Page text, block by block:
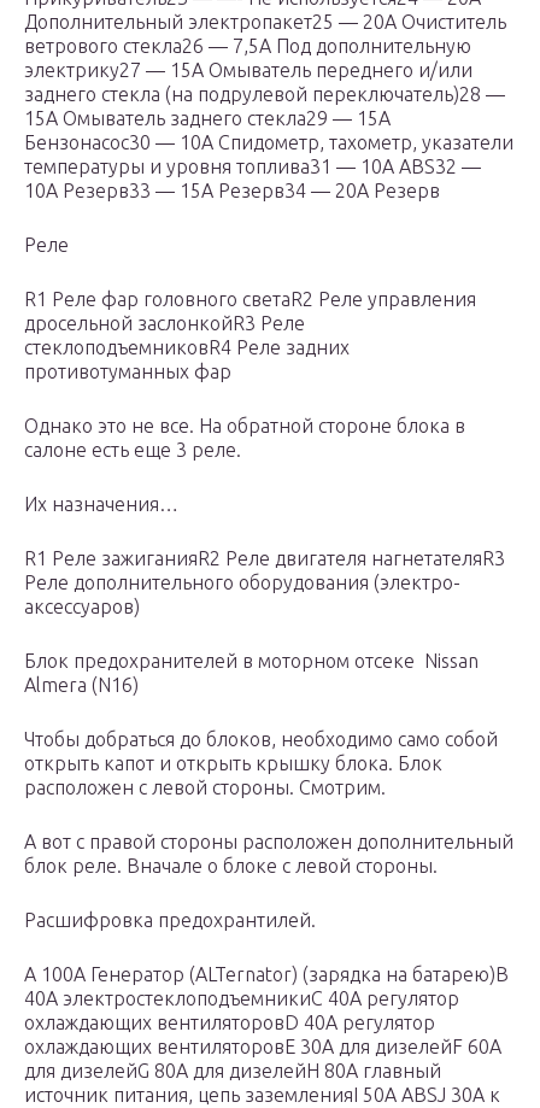
Дополнительный электропакет25 — 20А Очиститель
ветрового стекла26 — 7,5А Под дополнительную
электрику27 — 15А Омыватель переднего и/или
заднего стекла (на подрулевой переключатель)28 —
15А Омыватель заднего стекла29 — 15А
Бензонасос30 — 10А Спидометр, тахометр, указатели
температуры и уровня топлива31 — 10А ABS32 —
10А Резерв33 — 15А Резерв34 — 20А Резерв
Реле
R1 Реле фар головного светаR2 Реле управления
дросельной заслонкойR3 Реле
стеклоподъемниковR4 Реле задних
противотуманных фар
Однако это не все. На обратной стороне блока в
салоне есть еще 3 реле.
Их назначения…
R1 Реле зажиганияR2 Реле двигателя нагнетателяR3
Реле дополнительного оборудования (электро-
аксессуаров)
Блок предохранителей в моторном отсеке Nissan
Almera (N16)
Чтобы добраться до блоков, необходимо само собой
открыть капот и открыть крышку блока. Блок
расположен с левой стороны. Смотрим.
А вот с правой стороны расположен дополнительный
блок реле. Вначале о блоке с левой стороны.
Расшифровка предохрантилей.
А 100А Генератор (ALTernator) (зарядка на батарею)В
40А электростеклоподъемникиС 40А регулятор
охлаждающих вентиляторовD 40А регулятор
охлаждающих вентиляторовE 30А для дизелейF 60А
для дизелейG 80А для дизелейH 80А главный
источник питания, цепь заземленияI 50А ABSJ 30А к